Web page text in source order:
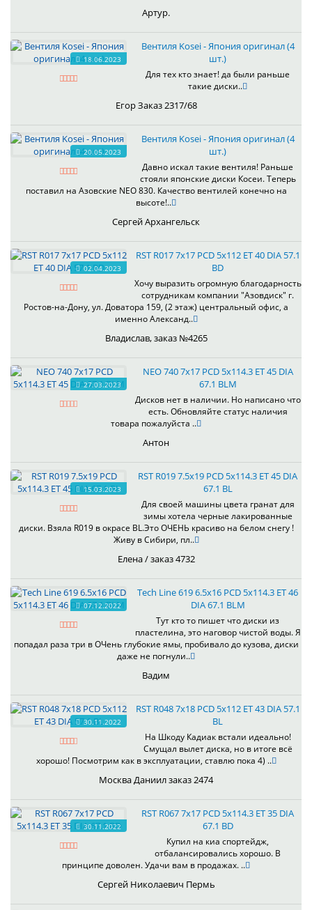
Артур.
18.06.2023
Вентиля Kosei - Япония оригинал (4
шт.)
Для тех кто знает! да были раньше
такие диски..
Егор Заказ 2317/68
20.05.2023
Вентиля Kosei - Япония оригинал (4
шт.)
Давно искал такие вентиля! Раньше
стояли японские диски Косеи. Теперь
поставил на Азовские NEO 830. Качество вентилей конечно на
высоте!..
Сергей Архангельск
02.04.2023
RST R017 7x17 PCD 5x112 ET 40 DIA 57.1
BD
Хочу выразить огромную благодарность
сотрудникам компании "Азовдиск" г.
Ростов-на-Дону, ул. Доватора 159, (2 этаж) центральный офис, а
именно Александ..
Владислав, заказ №4265
27.03.2023
NEO 740 7x17 PCD 5x114.3 ET 45 DIA
67.1 BLM
Дисков нет в наличии. Но написано что
есть. Обновляйте статус наличия
товара пожалуйста ..
Антон
15.03.2023
RST R019 7.5x19 PCD 5x114.3 ET 45 DIA
67.1 BL
Для своей машины цвета гранат для
зимы хотела черные лакированные
диски. Взяла R019 в окрасе BL.Это ОЧЕНЬ красиво на белом снегу !
Живу в Сибири, пл..
Елена / заказ 4732
07.12.2022
Tech Line 619 6.5x16 PCD 5x114.3 ET 46
DIA 67.1 BLM
Тут кто то пишет что диски из
пластелина, это наговор чистой воды. Я
попадал раза три в ОЧень глубокие ямы, пробивало до кузова, диски
даже не погнули..
Вадим
30.11.2022
RST R048 7x18 PCD 5x112 ET 43 DIA 57.1
BL
На Шкоду Кадиак встали идеально!
Смущал вылет диска, но в итоге всё
хорошо! Посмотрим как в эксплуатации, ставлю пока 4) ..
Москва Даниил заказ 2474
30.11.2022
RST R067 7x17 PCD 5x114.3 ET 35 DIA
67.1 BD
Купил на киа спортейдж,
отбалансировались хорошо. В
принципе доволен. Удачи вам в продажах. ..
Сергей Николаевич Пермь